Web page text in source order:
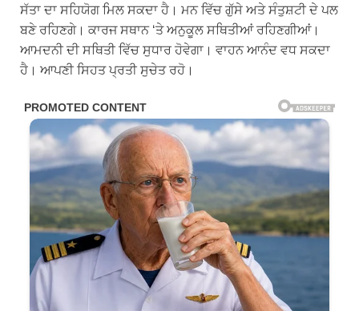
ਸੱਤਾ ਦਾ ਸਹਿਯੋਗ ਮਿਲ ਸਕਦਾ ਹੈ। ਮਨ ਵਿੱਚ ਗੁੱਸੇ ਅਤੇ ਸੰਤੁਸ਼ਟੀ ਦੇ ਪਲ
ਬਣੇ ਰਹਿਣਗੇ। ਕਾਰਜ ਸਥਾਨ ‘ਤੇ ਅਨੁਕੂਲ ਸਥਿਤੀਆਂ ਰਹਿਣਗੀਆਂ।
ਆਮਦਨੀ ਦੀ ਸਥਿਤੀ ਵਿੱਚ ਸੁਧਾਰ ਹੋਵੇਗਾ। ਵਾਹਨ ਆਨੰਦ ਵਧ ਸਕਦਾ
ਹੈ। ਆਪਣੀ ਸਿਹਤ ਪ੍ਰਤੀ ਸੁਚੇਤ ਰਹੋ।